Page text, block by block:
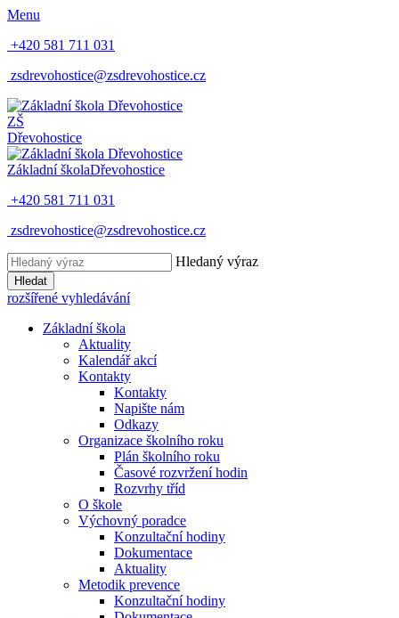
Menu
+420 581 711 031
zsdrevohostice@zsdrevohostice.cz
ZŠ
Dřevohostice
Základní školaDřevohostice
+420 581 711 031
zsdrevohostice@zsdrevohostice.cz
Hledaný výraz
Hledat
rozšířené vyhledávání
Základní škola
Aktuality
Kalendář akcí
Kontakty
Kontakty
Napište nám
Odkazy
Organizace školního roku
Plán školního roku
Časové rozvržení hodin
Rozvrhy tříd
O škole
Výchovný poradce
Konzultační hodiny
Dokumentace
Aktuality
Metodik prevence
Konzultační hodiny